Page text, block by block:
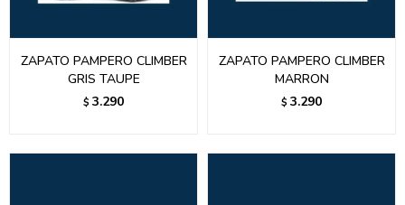
ZAPATO PAMPERO CLIMBER
GRIS TAUPE
$ 3.290
ZAPATO PAMPERO CLIMBER
MARRON
$ 3.290